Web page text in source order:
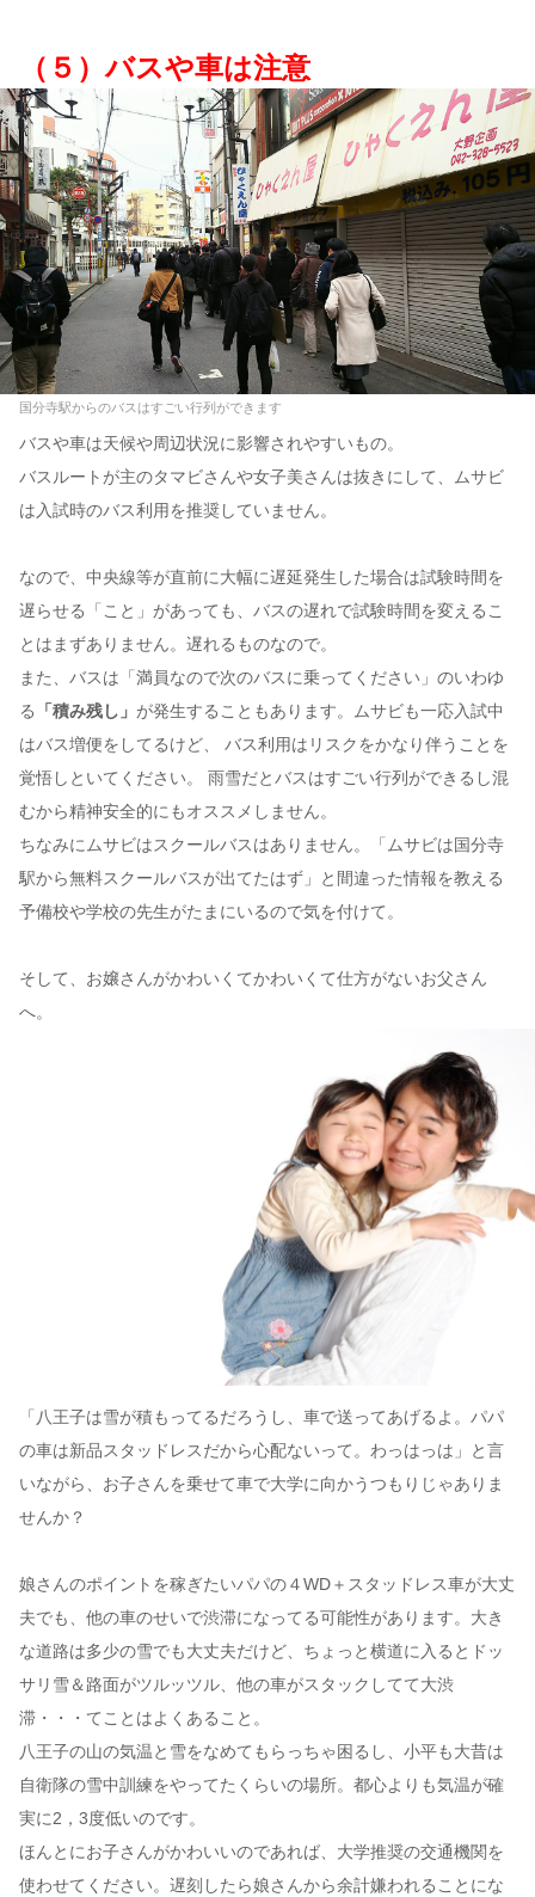
（５）バスや車は注意
国分寺駅からのバスはすごい行列ができます
バスや車は天候や周辺状況に影響されやすいもの。
バスルートが主のタマビさんや女子美さんは抜きにして、ムサビ
は入試時のバス利用を推奨していません。
なので、中央線等が直前に大幅に遅延発生した場合は試験時間を
遅らせる「こと」があっても、バスの遅れで試験時間を変えるこ
とはまずありません。遅れるものなので。
また、バスは「満員なので次のバスに乗ってください」のいわゆ
る
「積み残し」 が発生することもあります。ムサビも一応入試中
はバス増便をしてるけど、 バス利用はリスクをかなり伴うことを
覚悟しといてください。 雨雪だとバスはすごい行列ができるし混
むから精神安全的にもオススメしません。
ちなみにムサビはスクールバスはありません。「ムサビは国分寺
駅から無料スクールバスが出てたはず」と間違った情報を教える
予備校や学校の先生がたまにいるので気を付けて。
そして、お嬢さんがかわいくてかわいくて仕方がないお父さん
へ。
「八王子は雪が積もってるだろうし、車で送ってあげるよ。パパ
の車は新品スタッドレスだから心配ないって。わっはっは」と言
いながら、お子さんを乗せて車で大学に向かうつもりじゃありま
せんか？
娘さんのポイントを稼ぎたいパパの４WD＋スタッドレス車が大丈
夫でも、他の車のせいで渋滞になってる可能性があります。大き
な道路は多少の雪でも大丈夫だけど、ちょっと横道に入るとドッ
サリ雪＆路面がツルッツル、他の車がスタックしてて大渋
滞・・・てことはよくあること。
八王子の山の気温と雪をなめてもらっちゃ困るし、小平も大昔は
自衛隊の雪中訓練をやってたくらいの場所。都心よりも気温が確
実に2，3度低いのです。
ほんとにお子さんがかわいいのであれば、大学推奨の交通機関を
使わせてください。遅刻したら娘さんから余計嫌われることにな